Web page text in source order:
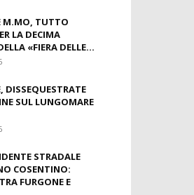
DRAMMA
PRONTEZZA DEL
UOMO...
M.MO, TUTTO
LA DECIMA
«FIERA DELLE...
SUL LUNGOMARE